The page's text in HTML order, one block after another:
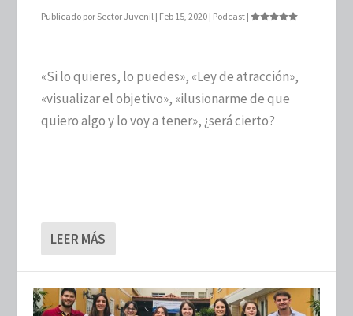
Publicado por Sector Juvenil | Feb 15, 2020 | Podcast |
«Si lo quieres, lo puedes», «Ley de atracción»,
«visualizar el objetivo», «ilusionarme de que
quiero algo y lo voy a tener», ¿será cierto?
LEER MÁS